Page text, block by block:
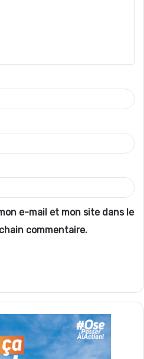
e-mail et mon site dans le
commentaire.